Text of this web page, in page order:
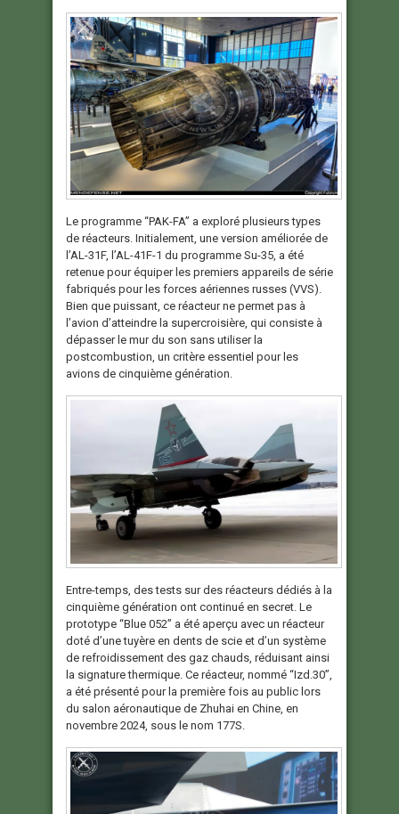
Le programme “PAK-FA” a exploré plusieurs types
de réacteurs. Initialement, une version améliorée de
l’AL-31F, l’AL-41F-1 du programme Su-35, a été
retenue pour équiper les premiers appareils de série
fabriqués pour les forces aériennes russes (VVS).
Bien que puissant, ce réacteur ne permet pas à
l’avion d’atteindre la supercroisière, qui consiste à
dépasser le mur du son sans utiliser la
postcombustion, un critère essentiel pour les
avions de cinquième génération.
Entre-temps, des tests sur des réacteurs dédiés à la
cinquième génération ont continué en secret. Le
prototype “Blue 052” a été aperçu avec un réacteur
doté d’une tuyère en dents de scie et d’un système
de refroidissement des gaz chauds, réduisant ainsi
la signature thermique. Ce réacteur, nommé “Izd.30”,
a été présenté pour la première fois au public lors
du salon aéronautique de Zhuhai en Chine, en
novembre 2024, sous le nom 177S.